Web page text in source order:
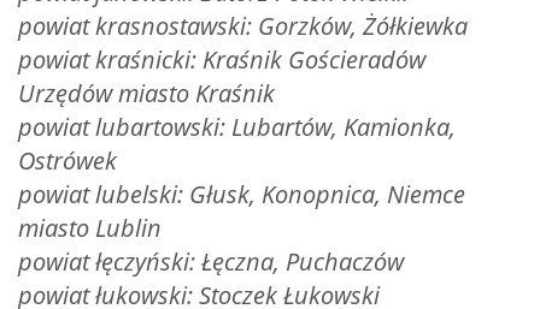
powiat krasnostawski: Gorzków, Żółkiewka
powiat kraśnicki: Kraśnik Gościeradów
Urzędów miasto Kraśnik
powiat lubartowski: Lubartów, Kamionka,
Ostrówek
powiat lubelski: Głusk, Konopnica, Niemce
miasto Lublin
powiat łęczyński:Łęczna, Puchaczów
powiat łukowski:Stoczek Łukowski